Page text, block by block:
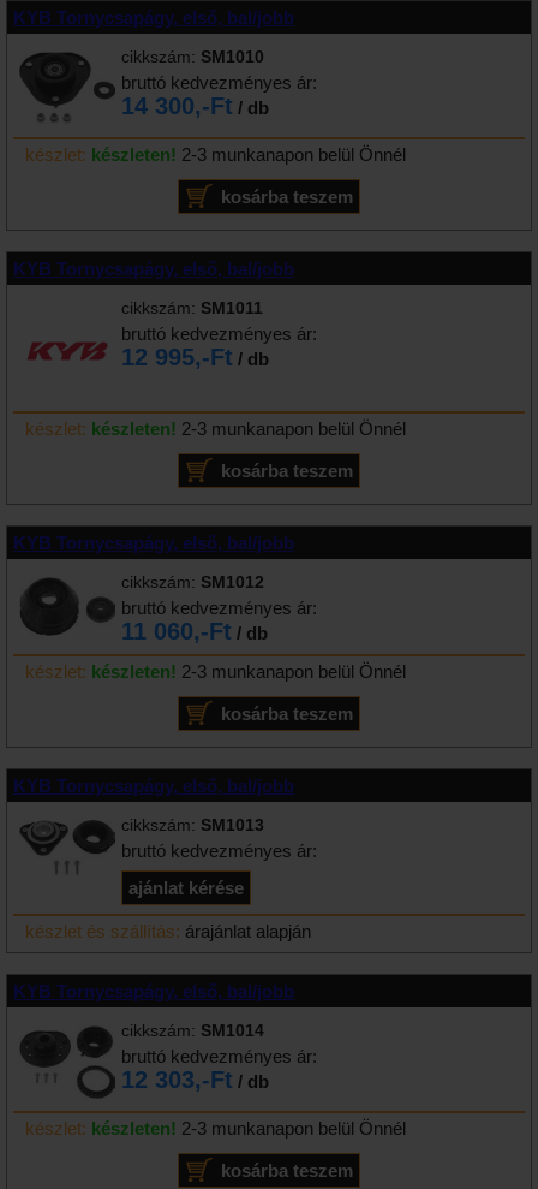
KYB Tornycsapágy, első, bal/jobb
cikkszám: SM1010
bruttó kedvezményes ár:
14 300,-Ft / db
készlet: készleten! 2-3 munkanapon belül Önnél
KYB Tornycsapágy, első, bal/jobb
cikkszám: SM1011
bruttó kedvezményes ár:
12 995,-Ft / db
készlet: készleten! 2-3 munkanapon belül Önnél
KYB Tornycsapágy, első, bal/jobb
cikkszám: SM1012
bruttó kedvezményes ár:
11 060,-Ft / db
készlet: készleten! 2-3 munkanapon belül Önnél
KYB Tornycsapágy, első, bal/jobb
cikkszám: SM1013
bruttó kedvezményes ár:
készlet és szállítás: árajánlat alapján
KYB Tornycsapágy, első, bal/jobb
cikkszám: SM1014
bruttó kedvezményes ár:
12 303,-Ft / db
készlet: készleten! 2-3 munkanapon belül Önnél